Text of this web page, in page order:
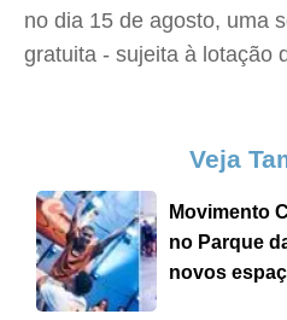
no dia 15 de agosto, uma
gratuita - sujeita à lotação
Veja
Movimento
no Parque
novos